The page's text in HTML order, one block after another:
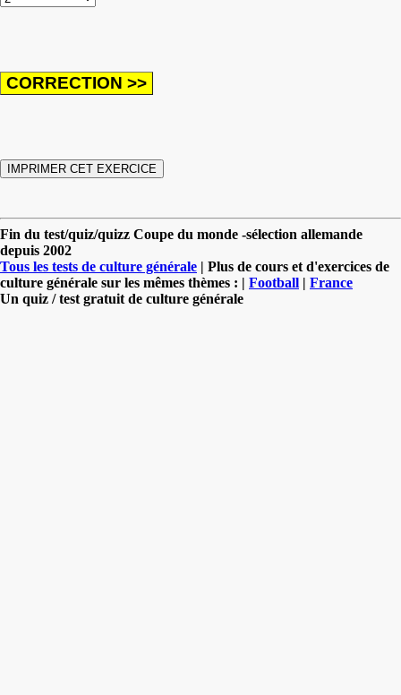
Fin du test/quiz/quizz Coupe du monde -sélection allemande
depuis 2002
Tous les tests de culture générale | Plus de cours et d'exercices de
culture générale sur les mêmes thèmes : | Football | France
Un quiz / test gratuit de culture générale